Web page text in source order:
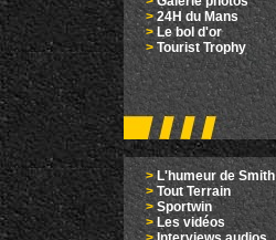
>24H du Mans
>Le bol d'or
> Tourist Trophy
>L'humeur de Smith
> Tout Terrain
> Sportwin
> Les vidéos